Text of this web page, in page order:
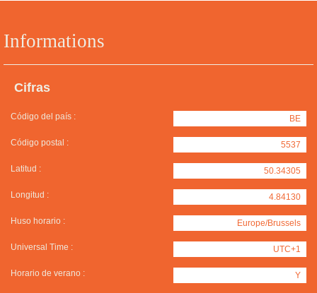
Informations
Cifras
Código del país : BE
Código postal : 5537
Latitud : 50.34305
Longitud : 4.84130
Huso horario : Europe/Brussels
Universal Time : UTC+1
Horario de verano : Y